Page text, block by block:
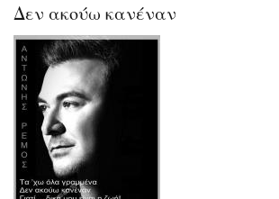
Δεν ακούω κανέναν